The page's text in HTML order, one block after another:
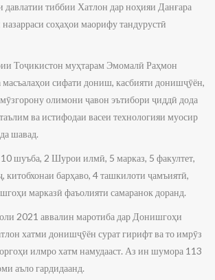
тиббии Хатлон дар ноҳияи Данғара
назарраси соҳаҳои маорифу тандурустӣ
Тоҷикистон муҳтарам Эмомалӣ Раҳмон
масъалаҳои сифати дониш, касбияти донишҷӯён,
олимони ҷавон эътибори ҷиддӣ дода
ва истифодаи васеи технологияи муосир
шавад.
шуъба, 2 Шурои илмӣ, 5 марказ, 5 факултет,
китобхонаи барҳаво, 4 ташкилоти ҷамъиятӣ,
марказӣ фаъолияти самаранок доранд.
2021 аввалин маротиба дар Донишгоҳи
хатми донишҷӯён сурат гирифт ва то имрӯз
илмро хатм намудааст. Аз ин шумора 113
аъло гардидаанд.